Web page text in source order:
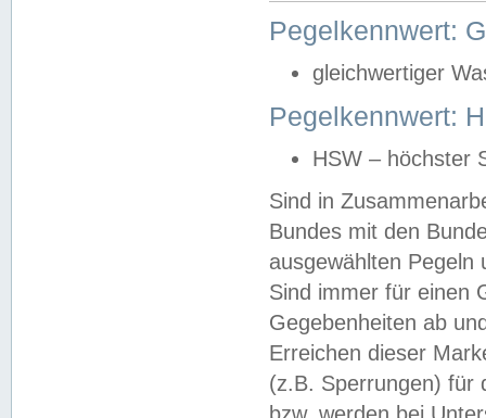
Pegelkennwert:
gleichwertiger
Pegelkennwert:
HSW – höchster
Sind in
Bundes mit den
ausgewählten
Sind immer für einen
Gegebenheiten ab
Erreichen dieser
(z.B. Sperrungen) für